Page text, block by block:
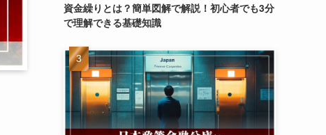
資金繰りとは？簡単図解で解説！初心者でも3分
で理解できる基礎知識